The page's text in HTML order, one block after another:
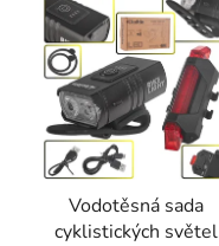
Vodotěsná sada
cyklistických světel